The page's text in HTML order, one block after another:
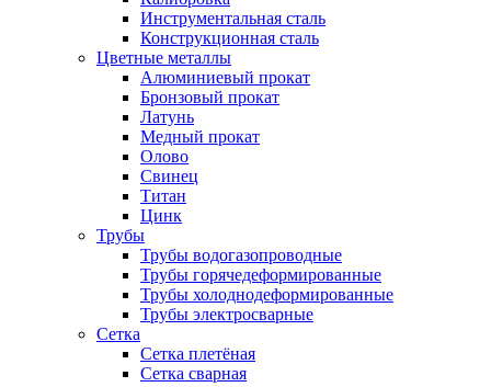
Инструментальная сталь
Конструкционная сталь
Цветные металлы
Алюминиевый прокат
Бронзовый прокат
Латунь
Медный прокат
Олово
Свинец
Титан
Цинк
Трубы
Трубы водогазопроводные
Трубы горячедеформированные
Трубы холоднодеформированные
Трубы электросварные
Сетка
Сетка плетёная
Сетка сварная